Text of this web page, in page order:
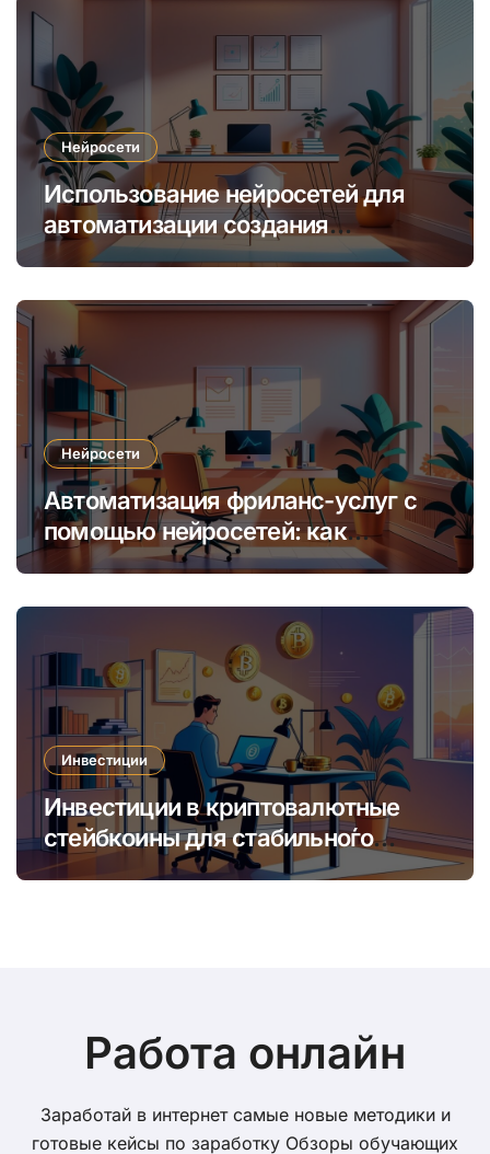
Нейросети
Использование нейросетей для
автоматизации создания
уникальных интернет-курсов и
Нейросети
Автоматизация фриланс-услуг с
помощью нейросетей: как
увеличить доход и сократить
Инвестиции
Инвестиции в криптовалютные
стейбкоины для стабильно́го
онлайн-заработка в условиях
Работа онлайн
Заработай в интернет самые новые методики и
готовые кейсы по заработку Обзоры обучающих